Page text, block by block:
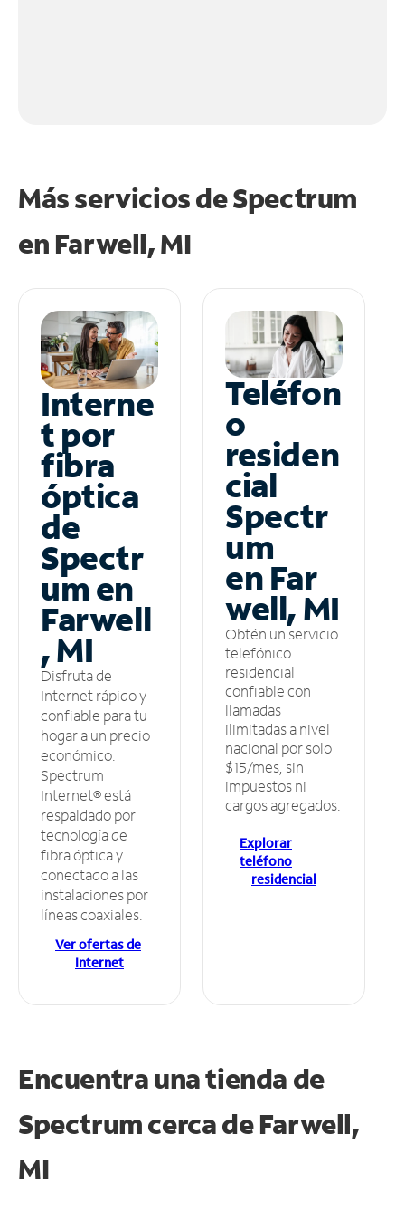
Más servicios de Spectrum
en Farwell, MI
Interne
t por
fibra
óptica
de
Spectr
um en
Farwell
, MI
Disfruta de
Internet rápido y
confiable para tu
hogar a un precio
económico.
Spectrum
Internet® está
respaldado por
tecnología de
fibra óptica y
conectado a las
instalaciones por
líneas coaxiales.
Ver ofertas de
Internet
Teléfon
o
residen
cial
Spectr
um
en Far
well, MI
Obtén un servicio
telefónico
residencial
confiable con
llamadas
ilimitadas a nivel
nacional por solo
$15/mes, sin
impuestos ni
cargos agregados.
Explorar
teléfono
residencial
Encuentra una tienda de
Spectrumcerca de Farwell,
MI